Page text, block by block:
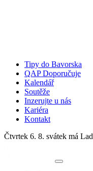
Tipy do Bavorska
QAP Doporučuje
Kalendář
Soutěže
Inzerujte u nás
Kariéra
Kontakt
Čtvrtek 6. 8. svátek má